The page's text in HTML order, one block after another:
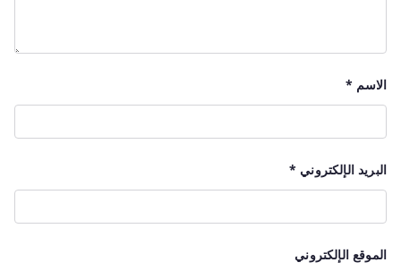
الاسم *
البريد الإلكتروني *
الموقع الإلكتروني